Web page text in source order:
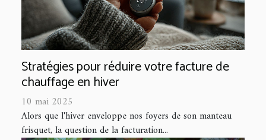
Stratégies pour réduire votre facture de
chauffage en hiver
10 mai 2025
Alors que l'hiver enveloppe nos foyers de son manteau
frisquet, la question de la facturation...